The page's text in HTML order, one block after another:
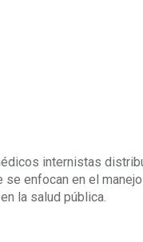
internistas
se enfocan en el
la salud pública.